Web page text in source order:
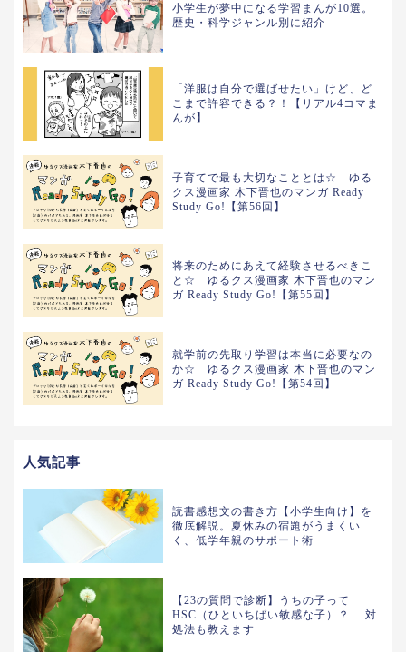
小学生が夢中になる学習まんが10選。
歴史・科学ジャンル別に紹介
「洋服は自分で選ばせたい」けど、ど
こまで許容できる？！【リアル4コマま
んが】
子育てで最も大切なこととは☆ ゆる
クス漫画家 木下晋也のマンガ Ready
Study Go!【第56回】
将来のためにあえて経験させるべきこ
と☆ ゆるクス漫画家 木下晋也のマン
ガ Ready Study Go!【第55回】
就学前の先取り学習は本当に必要なの
か☆ ゆるクス漫画家 木下晋也のマン
ガ Ready Study Go!【第54回】
人気記事
読書感想文の書き方【小学生向け】を
徹底解説。夏休みの宿題がうまくい
く、低学年親のサポート術
【23の質問で診断】うちの子って
HSC（ひといちばい敏感な子）？ 対
処法も教えます